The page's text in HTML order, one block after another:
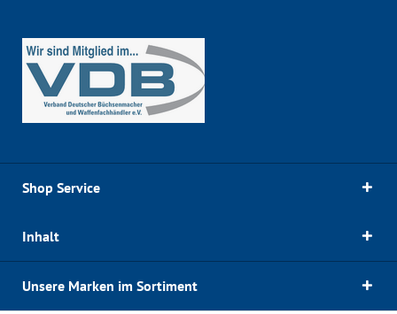
Shop Service
Inhalt
Unsere Marken im Sortiment